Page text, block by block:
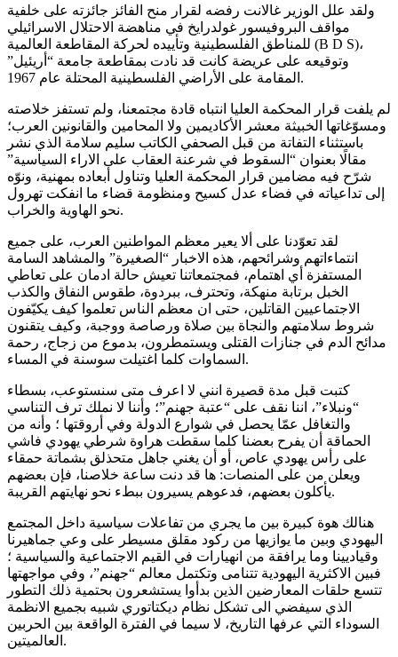
ولقد علل الوزير غالانت رفضه لقرار منح الفائز جائزته على خلفية
مواقف البروفيسور غولدرايخ في مناهضة الاحتلال الاسرائيلي
للمناطق الفلسطينية وتأييده لحركة المقاطعة العالمية (B D S)،
وتوقيعه على عريضة كانت قد نادت بمقاطعة جامعة “أريئيل”
المقامة على الأراضي الفلسطينية المحتلة عام 1967.
لم يلفت قرار المحكمة العليا انتباه قادة مجتمعنا، ولم تستفز خلاصته
ومسوّغاتها الخبيثة معشر الأكاديمين ولا المحامين والقانونين العرب؛
باستثناء التفاتة من قبل الصحفي الكاتب سليم سلامة الذي نشر
مقالًا بعنوان “السقوط في شرعنة العقاب على الاراء السياسية”
شرّح فيه مضامين قرار المحكمة العليا وتناول أبعاده بمهنية، ونوّه
إلى تداعياته في فضاء عدل كسيح ومنظومة قضاء ما انفكت تهرول
نحو الهاوية والخراب.
لقد تعوّدنا على ألا يعير معظم المواطنين العرب، على جميع
انتماءاتهم وشرائحهم، هذه الاخبار “الصغيرة” والمشاهد السامة
المستفزة أي اهتمام، فمجتمعاتنا تعيش حالة ادمان على تعاطي
الخبل برتابة منهكة، وتحترف، ببردوة، طقوس النفاق والكذب
الاجتماعيين القاتلين، حتى ان معظم الناس تعلموا كيف يكيّفون
شروط سلامتهم والنجاة بين صلاة ورصاصة ووجبة، وكيف يتقنون
مدائح الدم في جنازات القتلى ويستمطرون، بدموع من زجاج، رحمة
السماوات كلما اغتيلت سوسنة في المساء.
كتبت قبل مدة قصيرة انني لا اعرف متى سنستوعب، بسطاء
“ونبلاء”، اننا نقف على “عتبة جهنم”؛ وأننا لا نملك ترف التناسي
والتغافل عمّا يحصل في شوارع الدولة وفي أروقتها ؛ وأنه من
الحماقة أن يفرح بعضنا كلما سقطت هراوة شرطي يهودي فاشي
على رأس يهودي عاص، أو أن يغني جاهل متحذلق بشماتة حمقاء
ويعلن من على المنصات: ها قد دنت ساعة خلاصنا، فإن بعضهم
يأكلون بعضهم، فدعوهم يسيرون ببطء نحو نهايتهم القريبة.
هنالك هوة كبيرة بين ما يجري من تفاعلات سياسية داخل المجتمع
اليهودي وبين ما يوازيها من ركود مقلق مسيطر على وعي جماهيرنا
وقياديينا وما يرافقة من انهيارات في القيم الاجتماعية والسياسية ؛
فبين الاكثرية اليهودية تتنامى وتكتمل معالم “جهنم”، وفي مواجهتها
تتسع حلقات المعارضين الذين بدأوا يستشعرون بحتمية ذلك التطور
الذي سيفضي الى تشكل نظام ديكتاتوري شبيه بجميع الانظمة
السوداء التي عرفها التاريخ، لا سيما في الفترة الواقعة بين الحربين
العالميتين.